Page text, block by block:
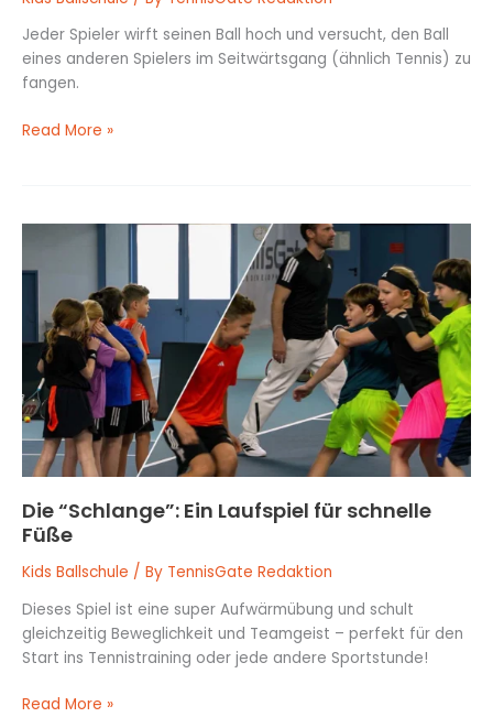
Jeder Spieler wirft seinen Ball hoch und versucht, den Ball
eines anderen Spielers im Seitwärtsgang (ähnlich Tennis) zu
fangen.
Read More »
Die “Schlange”: Ein Laufspiel für schnelle
Füße
Kids Ballschule / By TennisGate Redaktion
Dieses Spiel ist eine super Aufwärmübung und schult
gleichzeitig Beweglichkeit und Teamgeist – perfekt für den
Start ins Tennistraining oder jede andere Sportstunde!
Laufspiel
für
schnelle
Füße
Read More »